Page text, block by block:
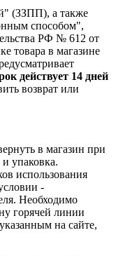
(ЗЗПП), а также
способом",
РФ № 612 от
товара в магазине
действует 14 дней
возврат или
в магазин при
упаковка.
использования
-
Необходимо
горячей линии
на сайте,